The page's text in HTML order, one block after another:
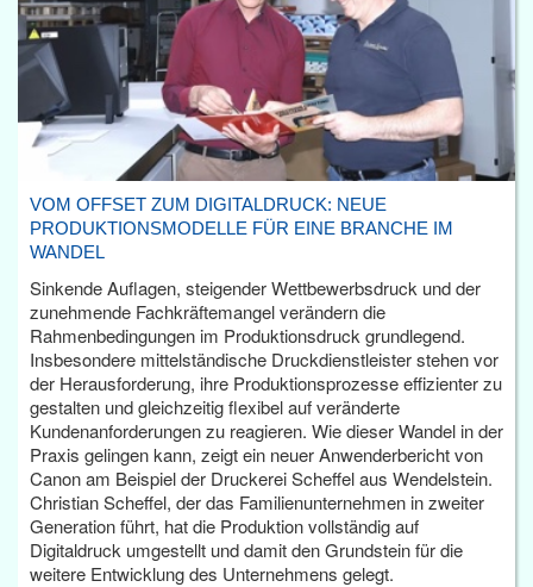
VOM OFFSET ZUM DIGITALDRUCK: NEUE
PRODUKTIONSMODELLE FÜR EINE BRANCHE IM
WANDEL
Sinkende Auflagen, steigender Wettbewerbsdruck und der
zunehmende Fachkräftemangel verändern die
Rahmenbedingungen im Produktionsdruck grundlegend.
Insbesondere mittelständische Druckdienstleister stehen vor
der Herausforderung, ihre Produktionsprozesse effizienter zu
gestalten und gleichzeitig flexibel auf veränderte
Kundenanforderungen zu reagieren. Wie dieser Wandel in der
Praxis gelingen kann, zeigt ein neuer Anwenderbericht von
Canon am Beispiel der Druckerei Scheffel aus Wendelstein.
Christian Scheffel, der das Familienunternehmen in zweiter
Generation führt, hat die Produktion vollständig auf
Digitaldruck umgestellt und damit den Grundstein für die
weitere Entwicklung des Unternehmens gelegt.